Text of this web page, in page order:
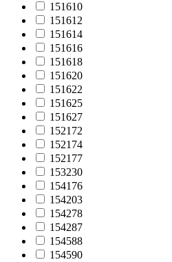
151610
151612
151614
151616
151618
151620
151622
151625
151627
152172
152174
152177
153230
154176
154203
154278
154287
154588
154590